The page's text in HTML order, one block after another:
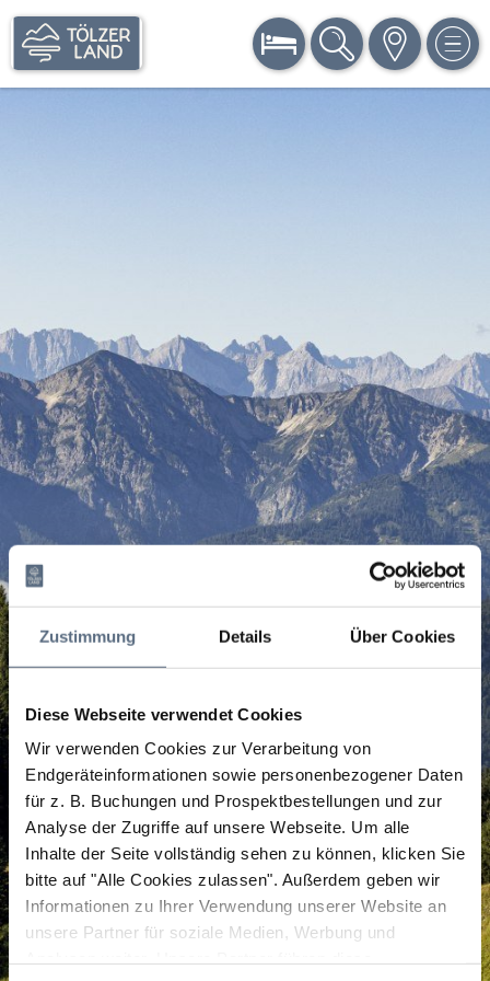
Zustimmung Details Über Cookies
Diese Webseite verwendet Cookies
Wir verwenden Cookies zur Verarbeitung von
Endgeräteinformationen sowie personenbezogener Daten
für z. B. Buchungen und Prospektbestellungen und zur
Analyse der Zugriffe auf unsere Webseite. Um alle
Inhalte der Seite vollständig sehen zu können, klicken Sie
bitte auf "Alle Cookies zulassen". Außerdem geben wir
Informationen zu Ihrer Verwendung unserer Website an
unsere Partner für soziale Medien, Werbung und
BUCHEN SUCHE KARTE MENÜ